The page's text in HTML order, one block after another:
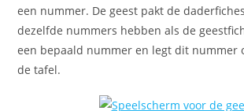
een nummer. De geest pakt de
dezelfde nummers hebben als de
een bepaald nummer en legt dit nummer
de tafel.